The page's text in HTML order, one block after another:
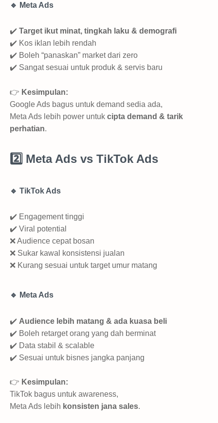
🔹 Meta Ads
✔️ Target ikut minat, tingkah laku & demografi
✔️ Kos iklan lebih rendah
✔️ Boleh “panaskan” market dari zero
✔️ Sangat sesuai untuk produk & servis baru
👉 Kesimpulan:
Google Ads bagus untuk demand sedia ada,
Meta Ads lebih power untuk cipta demand & tarik
perhatian.
2️⃣ Meta Ads vs TikTok Ads
🔹 TikTok Ads
✔️ Engagement tinggi
✔️ Viral potential
❌ Audience cepat bosan
❌ Sukar kawal konsistensi jualan
❌ Kurang sesuai untuk target umur matang
🔹 Meta Ads
✔️ Audience lebih matang & ada kuasa beli
✔️ Boleh retarget orang yang dah berminat
✔️ Data stabil & scalable
✔️ Sesuai untuk bisnes jangka panjang
👉 Kesimpulan:
TikTok bagus untuk awareness,
Meta Ads lebih konsisten jana sales.